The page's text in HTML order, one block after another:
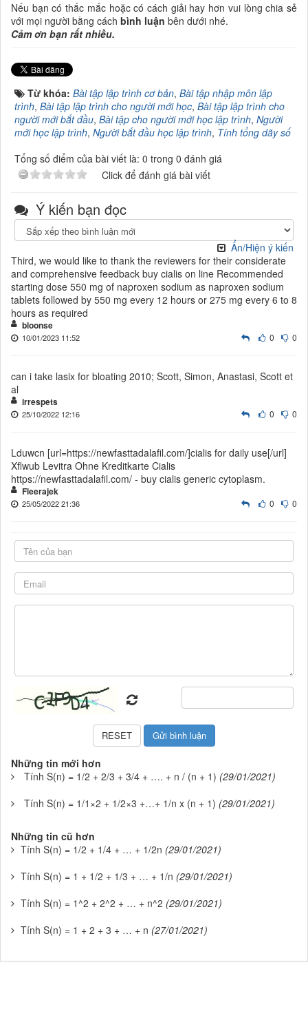
Nếu bạn có thắc mắc hoặc có cách giải hay hơn vui lòng chia sẻ
với mọi người bằng cách bình luận bên dưới nhé.
Cảm ơn bạn rất nhiều.
Từ khóa: Bài tập lập trình cơ bản, Bài tập nhập môn lập
trình, Bài tập lập trình cho người mới học, Bài tập lập trình cho
người mới bắt đầu, Bài tập cho người mới học lập trình, Người
mới học lập trình, Người bắt đầu học lập trình, Tính tổng dãy số
Tổng số điểm của bài viết là: 0 trong 0 đánh giá
Click để đánh giá bài viết
Ý kiến bạn đọc
Ẩn/Hiện ý kiến
Third, we would like to thank the reviewers for their considerate
and comprehensive feedback buy cialis on line Recommended
starting dose 550 mg of naproxen sodium as naproxen sodium
tablets followed by 550 mg every 12 hours or 275 mg every 6 to 8
hours as required
bloonse
0 0
10/01/2023 11:52
can i take lasix for bloating 2010; Scott, Simon, Anastasi, Scott et
al
irrespets
0 0
25/10/2022 12:16
Lduwcn [url=https://newfasttadalafil.com/]cialis for daily use[/url]
Xflwub Levitra Ohne Kreditkarte Cialis
https://newfasttadalafil.com/ - buy cialis generic cytoplasm.
Fleerajek
0 0
25/05/2022 21:36
Những tin mới hơn
Tính S(n) = 1/2 + 2/3 + 3/4 + …. + n / (n + 1) (29/01/2021)
Tính S(n) = 1/1×2 + 1/2×3 +…+ 1/n x (n + 1) (29/01/2021)
Những tin cũ hơn
Tính S(n) = 1/2 + 1/4 + … + 1/2n (29/01/2021)
Tính S(n) = 1 + 1/2 + 1/3 + … + 1/n (29/01/2021)
Tính S(n) = 1^2 + 2^2 + … + n^2 (29/01/2021)
Tính S(n) = 1 + 2 + 3 + … + n (27/01/2021)